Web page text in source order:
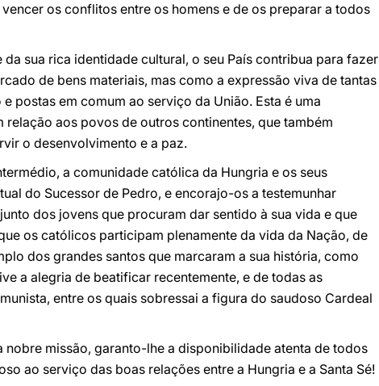
os conflitos entre os homens e de os preparar a todos
sua rica identidade cultural, o seu País contribua para fazer
de bens materiais, mas como a expressão viva de tantas
postas em comum ao serviço da União. Esta é uma
aos povos de outros continentes, que também
o desenvolvimento e a paz.
a comunidade católica da Hungria e os seus
do Sucessor de Pedro, e encorajo-os a testemunhar
dos jovens que procuram dar sentido à sua vida e que
os católicos participam plenamente da vida da Nação, de
dos grandes santos que marcaram a sua história, como
a alegria de beatificar recentemente, e de todas as
entre os quais sobressai a figura do saudoso Cardeal
nobre missão, garanto-lhe a disponibilidade atenta de todos
ao serviço das boas relações entre a Hungria e a Santa Sé!